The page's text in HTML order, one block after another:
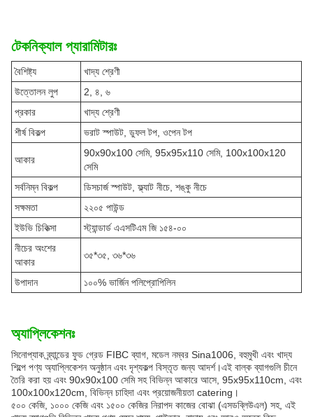
টেকনিক্যাল প্যারামিটারঃ
বৈশিষ্ট্য
খাদ্য শ্রেণী
উত্তোলন লুপ
2, ৪, ৬
প্রকার
খাদ্য শ্রেণী
শীর্ষ বিকল্প
ভরাট স্পাউট, ডুফল টপ, ওপেন টপ
আকার
90x90x100 সেমি, 95x95x110 সেমি, 100x100x120
সেমি
সর্বনিম্ন বিকল্প
ডিসচার্জ স্পাউট, ফ্ল্যাট নীচে, শঙ্কু নীচে
সক্ষমতা
২২০৫ পাউন্ড
ইউভি চিকিত্সা
স্ট্যান্ডার্ড এএসটিএম জি ১৫৪-০০
নীচের অংশের
আকার
৩৫*৩৫, ৩৬*৩৬
উপাদান ১০০% ভার্জিন পলিপ্রোপিলিন
অ্যাপ্লিকেশনঃ
সিনোপ্যাক ব্র্যান্ডের ফুড গ্রেড FIBC ব্যাগ, মডেল নম্বর Sina1006, বহুমুখী এবং খাদ্য
শিল্পে পণ্য অ্যাপ্লিকেশন অনুষ্ঠান এবং দৃশ্যকল্প বিস্তৃত জন্য আদর্শ।এই বাল্ক ব্যাগগুলি চীনে
তৈরি করা হয় এবং 90x90x100 সেমি সহ বিভিন্ন আকারে আসে, 95x95x110cm, এবং
100x100x120cm, বিভিন্ন চাহিদা এবং প্রয়োজনীয়তা catering।
৫০০ কেজি, ১০০০ কেজি এবং ১৫০০ কেজির নিরাপদ কাজের বোঝা (এসডব্লিউএল) সহ, এই